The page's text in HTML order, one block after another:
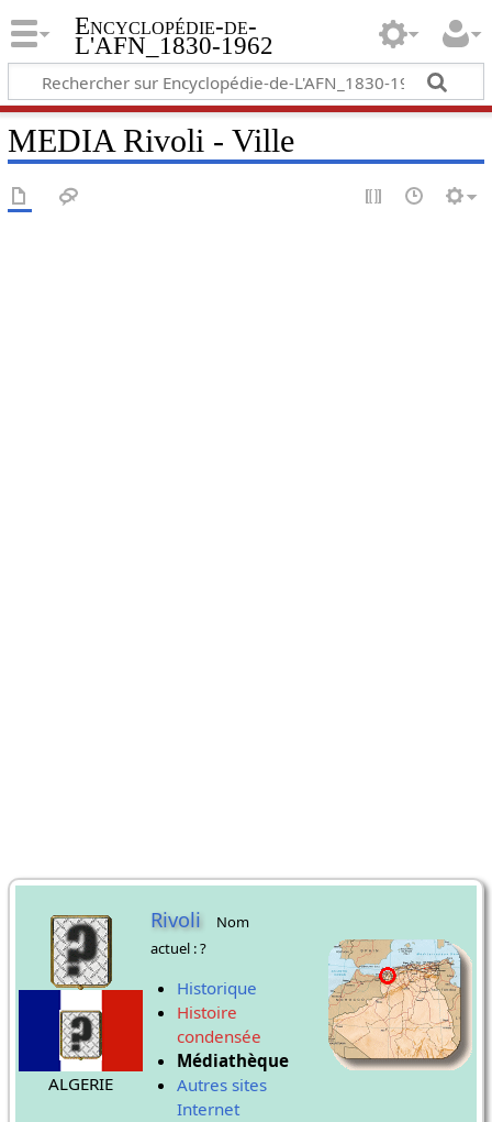
Encyclopédie-de-
L'AFN_1830-1962
MEDIA Rivoli - Ville
ALGERIE
Rivoli
Nom
actuel : ?
Historique
Histoire
condensée
Médiathèque
Autres sites
Internet